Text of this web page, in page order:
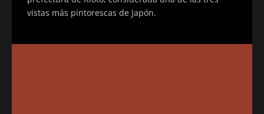
vistas más pintorescas de Japón.